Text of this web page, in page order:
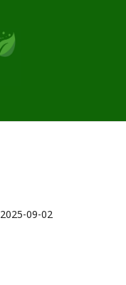
2025-09-02